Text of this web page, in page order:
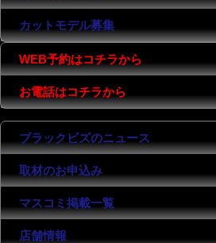
カットモデル募集
WEB予約はコチラから
お電話はコチラから
ブラックビズのニュース
取材のお申込み
マスコミ掲載一覧
店舗情報